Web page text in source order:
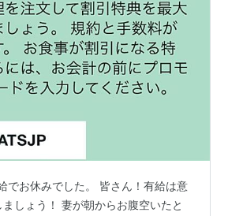
でお休みでした。 皆さん！有給は意
しょう！ 妻が朝からお腹空いたと